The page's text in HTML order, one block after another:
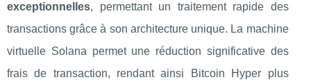
exceptionnelles, permettant un traitement rapide des
transactions grâce à son architecture unique. La machine
virtuelle Solana permet une réduction significative des
frais de transaction, rendant ainsi Bitcoin Hyper plus